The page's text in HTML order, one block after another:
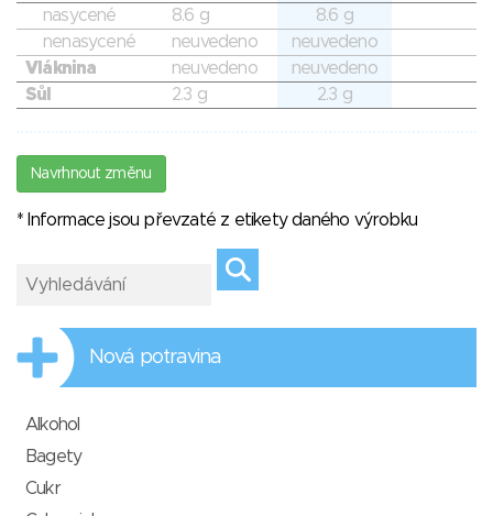
nasycené
8.6 g
8.6 g
nenasycené
neuvedeno
neuvedeno
Vláknina
neuvedeno
neuvedeno
Sůl
2.3 g 2.3 g
Navrhnout změnu
* Informace jsou převzaté z etikety daného výrobku
Nová potravina
Alkohol
Bagety
Cukr